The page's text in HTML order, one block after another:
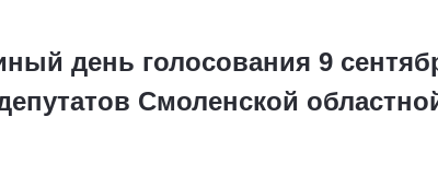
день голосования 9
Смоленской